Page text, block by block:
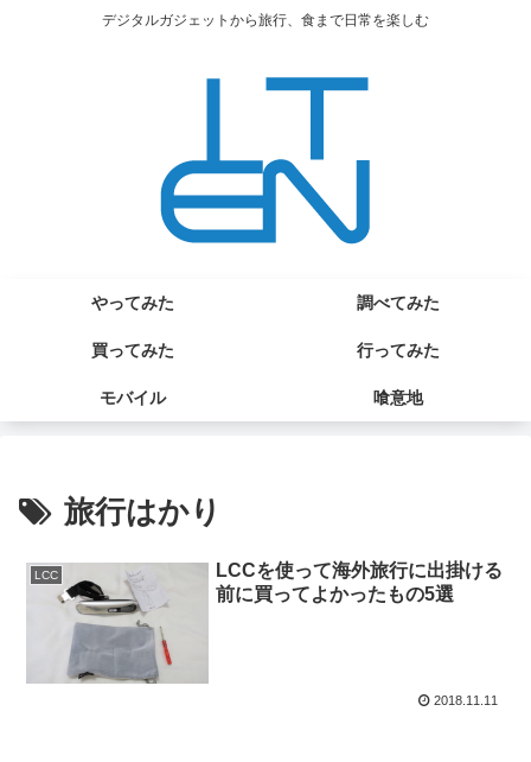
デジタルガジェットから旅行、食まで日常を楽しむ
やってみた 調べてみた
買ってみた 行ってみた
モバイル 喰意地
旅行はかり
LCC
LCCを使って海外旅行に出掛ける
前に買ってよかったもの5選
2018.11.11